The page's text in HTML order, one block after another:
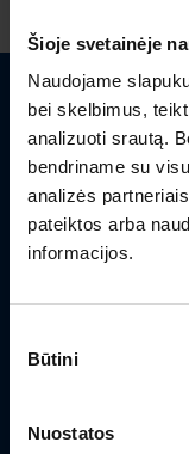
Šioje svetainėje
Naudojame
bei skelbimus,
analizuoti srautą.
bendriname su
analizės
pateiktos arba
informacijos.
pasirinkimas
Būtini
Nuostatos
Turite
Mielai atsakysime